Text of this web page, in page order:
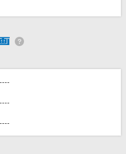
・ランキングなど
----
----
----